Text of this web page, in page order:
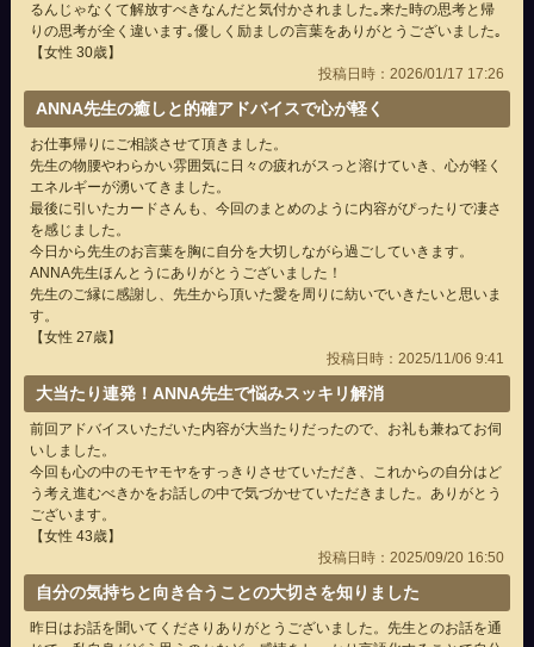
るんじゃなくて解放すべきなんだと気付かされました｡来た時の思考と帰
りの思考が全く違います｡優しく励ましの言葉をありがとうございました｡
【女性 30歳】
投稿日時：2026/01/17 17:26
ANNA先生の癒しと的確アドバイスで心が軽く
お仕事帰りにご相談させて頂きました。
先生の物腰やわらかい雰囲気に日々の疲れがスっと溶けていき、心が軽く
エネルギーが湧いてきました。
最後に引いたカードさんも、今回のまとめのように内容がぴったりで凄さ
を感じました。
今日から先生のお言葉を胸に自分を大切しながら過ごしていきます。
ANNA先生ほんとうにありがとうございました！
先生のご縁に感謝し、先生から頂いた愛を周りに紡いでいきたいと思いま
す。
【女性 27歳】
投稿日時：2025/11/06 9:41
大当たり連発！ANNA先生で悩みスッキリ解消
前回アドバイスいただいた内容が大当たりだったので、お礼も兼ねてお伺
いしました。
今回も心の中のモヤモヤをすっきりさせていただき、これからの自分はど
う考え進むべきかをお話しの中で気づかせていただきました。ありがとう
ございます。
【女性 43歳】
投稿日時：2025/09/20 16:50
自分の気持ちと向き合うことの大切さを知りました
昨日はお話を聞いてくださりありがとうございました。先生とのお話を通